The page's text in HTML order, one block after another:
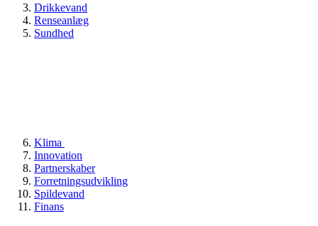
Drikkevand
Renseanlæg
Sundhed
Klima
Innovation
Partnerskaber
Forretningsudvikling
Spildevand
Finans